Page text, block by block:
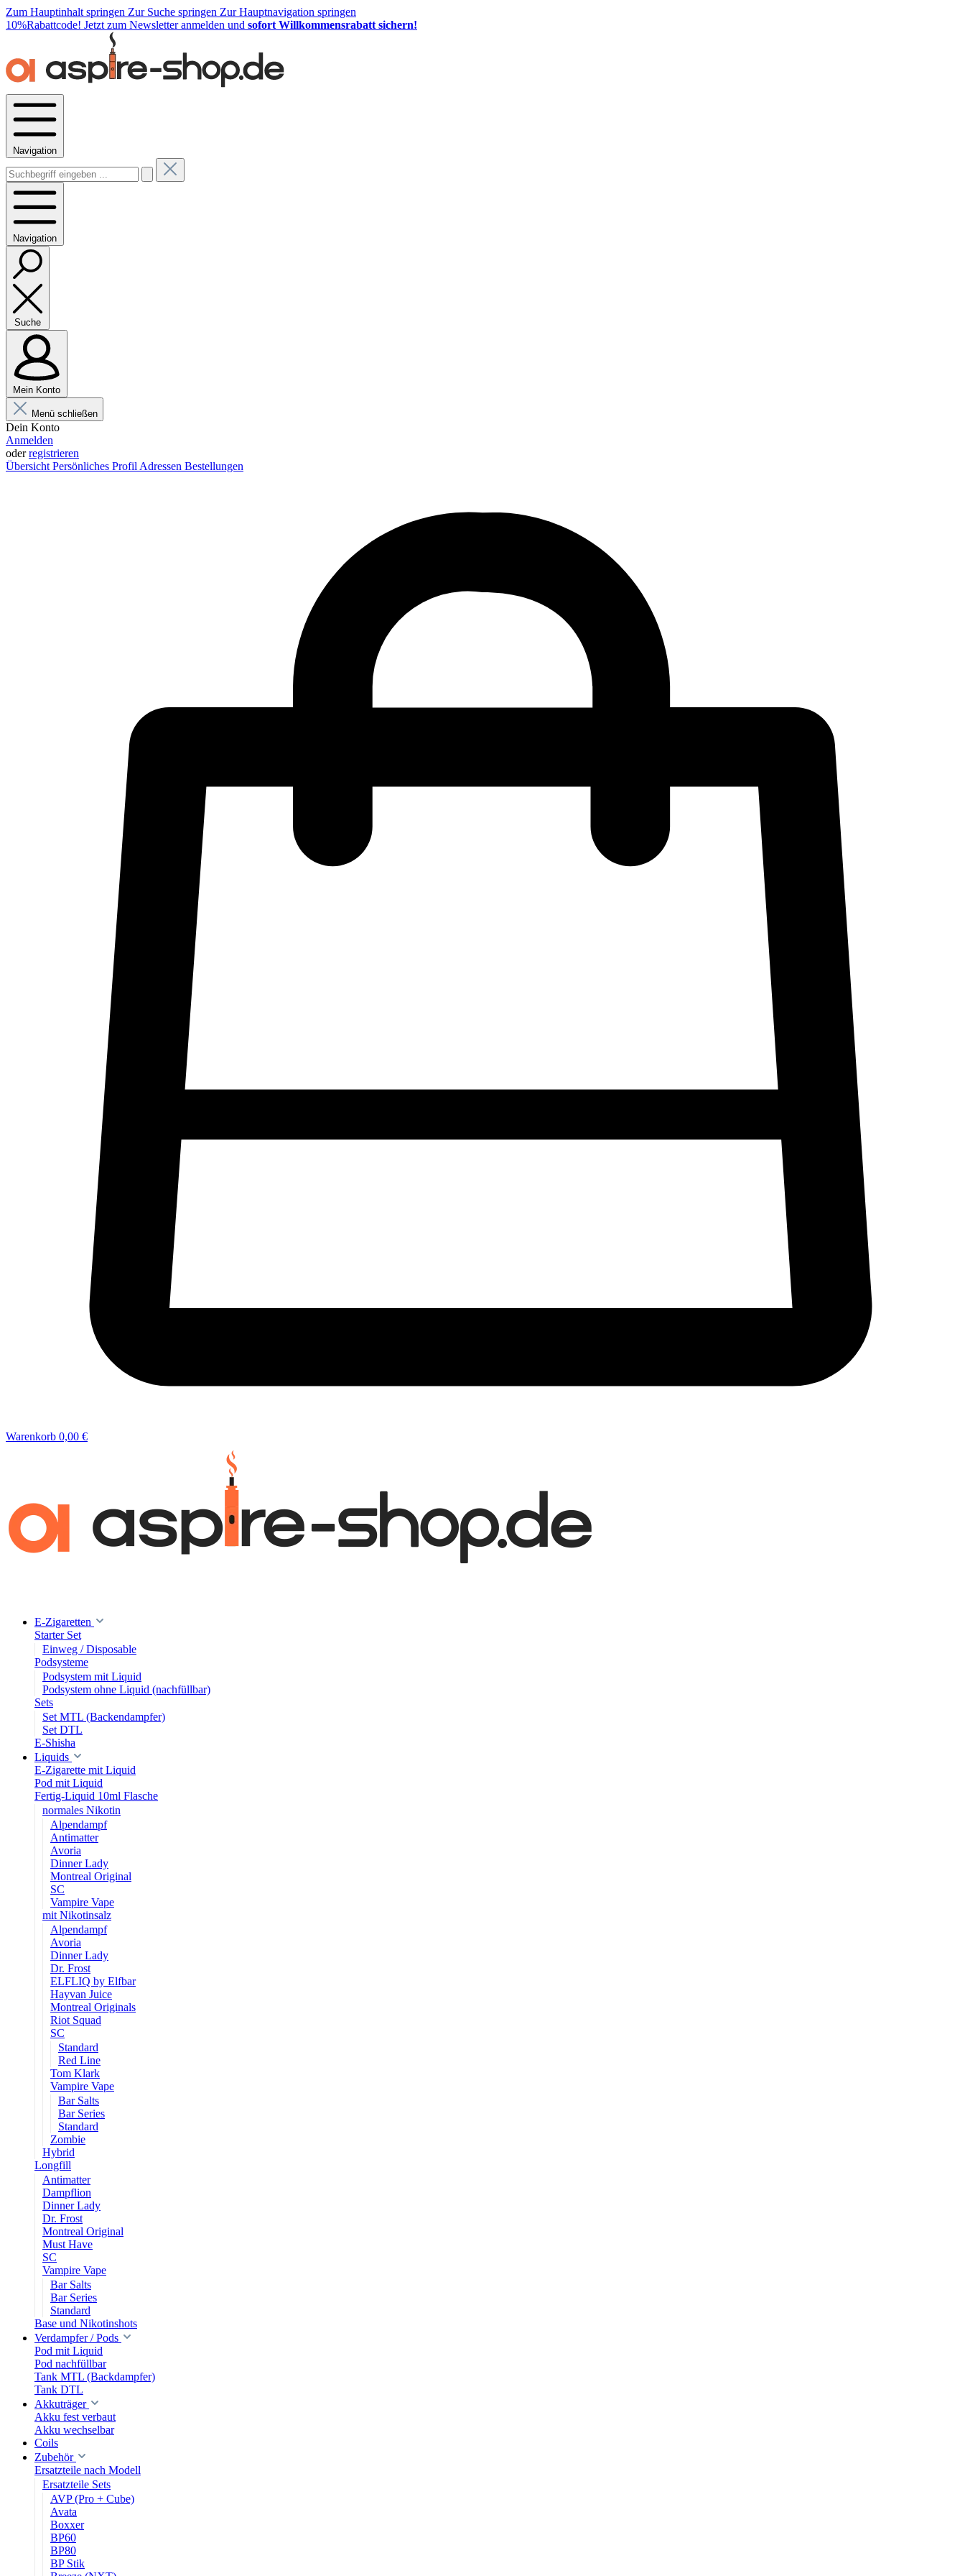
Zum Hauptinhalt springen Zur Suche springen Zur Hauptnavigation springen
10%Rabattcode! Jetzt zum Newsletter anmelden und sofort Willkommensrabatt sichern!
Navigation
Navigation
Suche
Mein Konto
Menü schließen
Dein Konto
Anmelden
oderregistrieren
Übersicht Persönliches Profil Adressen Bestellungen
Warenkorb 0,00 €
E-Zigaretten
Starter Set
Einweg / Disposable
Podsysteme
Podsystem mit Liquid
Podsystem ohne Liquid (nachfüllbar)
Sets
Set MTL (Backendampfer)
Set DTL
E-Shisha
Liquids
E-Zigarette mit Liquid
Pod mit Liquid
Fertig-Liquid 10ml Flasche
normales Nikotin
Alpendampf
Antimatter
Avoria
Dinner Lady
Montreal Original
SC
Vampire Vape
mit Nikotinsalz
Alpendampf
Avoria
Dinner Lady
Dr. Frost
ELFLIQ by Elfbar
Hayvan Juice
Montreal Originals
Riot Squad
SC
Standard
Red Line
Tom Klark
Vampire Vape
Bar Salts
Bar Series
Standard
Zombie
Hybrid
Longfill
Antimatter
Dampflion
Dinner Lady
Dr. Frost
Montreal Original
Must Have
SC
Vampire Vape
Bar Salts
Bar Series
Standard
Base und Nikotinshots
Verdampfer / Pods
Pod mit Liquid
Pod nachfüllbar
Tank MTL (Backdampfer)
Tank DTL
Akkuträger
Akku fest verbaut
Akku wechselbar
Coils
Zubehör
Ersatzteile nach Modell
Ersatzteile Sets
AVP (Pro + Cube)
Avata
Boxxer
BP60
BP80
BP Stik